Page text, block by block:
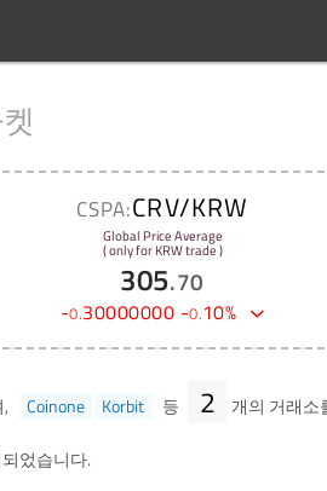
CSPA:CRV/KRW
Global Price Average
( only for KRW trade )
305.70
-0.30000000 -0.10%
Coinone Korbit 등 2 개의 거래소
었습니다.